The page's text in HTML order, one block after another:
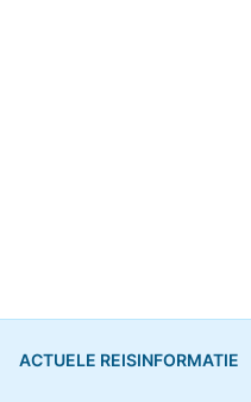
ACTUELE REISINFORMATIE